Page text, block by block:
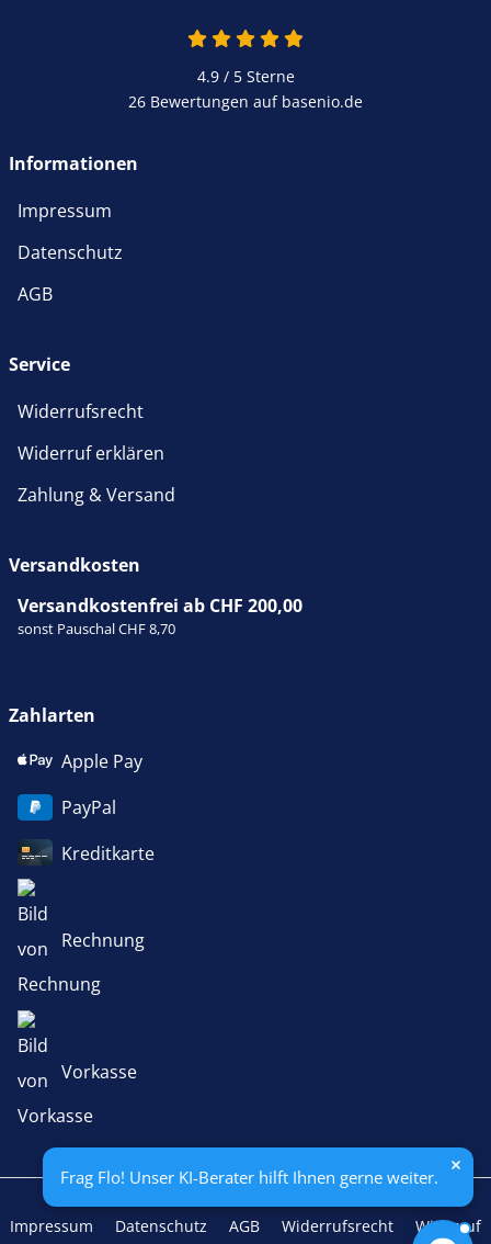
Frag Flo! Unser KI-Berater hilft Ihnen gerne weiter.
4.9 / 5Sterne
26 Bewertungen auf basenio.de
Informationen
Impressum
Datenschutz
AGB
Service
Widerrufsrecht
Widerruf erklären
Zahlung & Versand
Versandkosten
Versandkostenfrei ab CHF 200,00
sonst Pauschal CHF 8,70
Zahlarten
Apple Pay
PayPal
Kreditkarte
Rechnung
Vorkasse
Impressum Datenschutz AGB Widerrufsrecht
Widerruf